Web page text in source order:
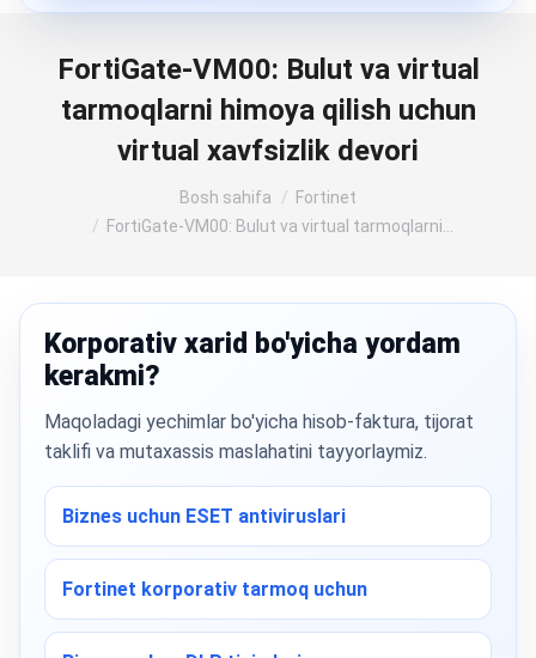
FortiGate-VM00: Bulut va virtual
tarmoqlarni himoya qilish uchun
virtual xavfsizlik devori
Bosh sahifa
Fortinet
FortiGate-VM00: Bulut va virtual tarmoqlarni…
Korporativ xarid bo'yicha yordam
kerakmi?
Maqoladagi yechimlar bo'yicha hisob-faktura, tijorat
taklifi va mutaxassis maslahatini tayyorlaymiz.
Biznes uchun ESET antiviruslari
Fortinet korporativ tarmoq uchun